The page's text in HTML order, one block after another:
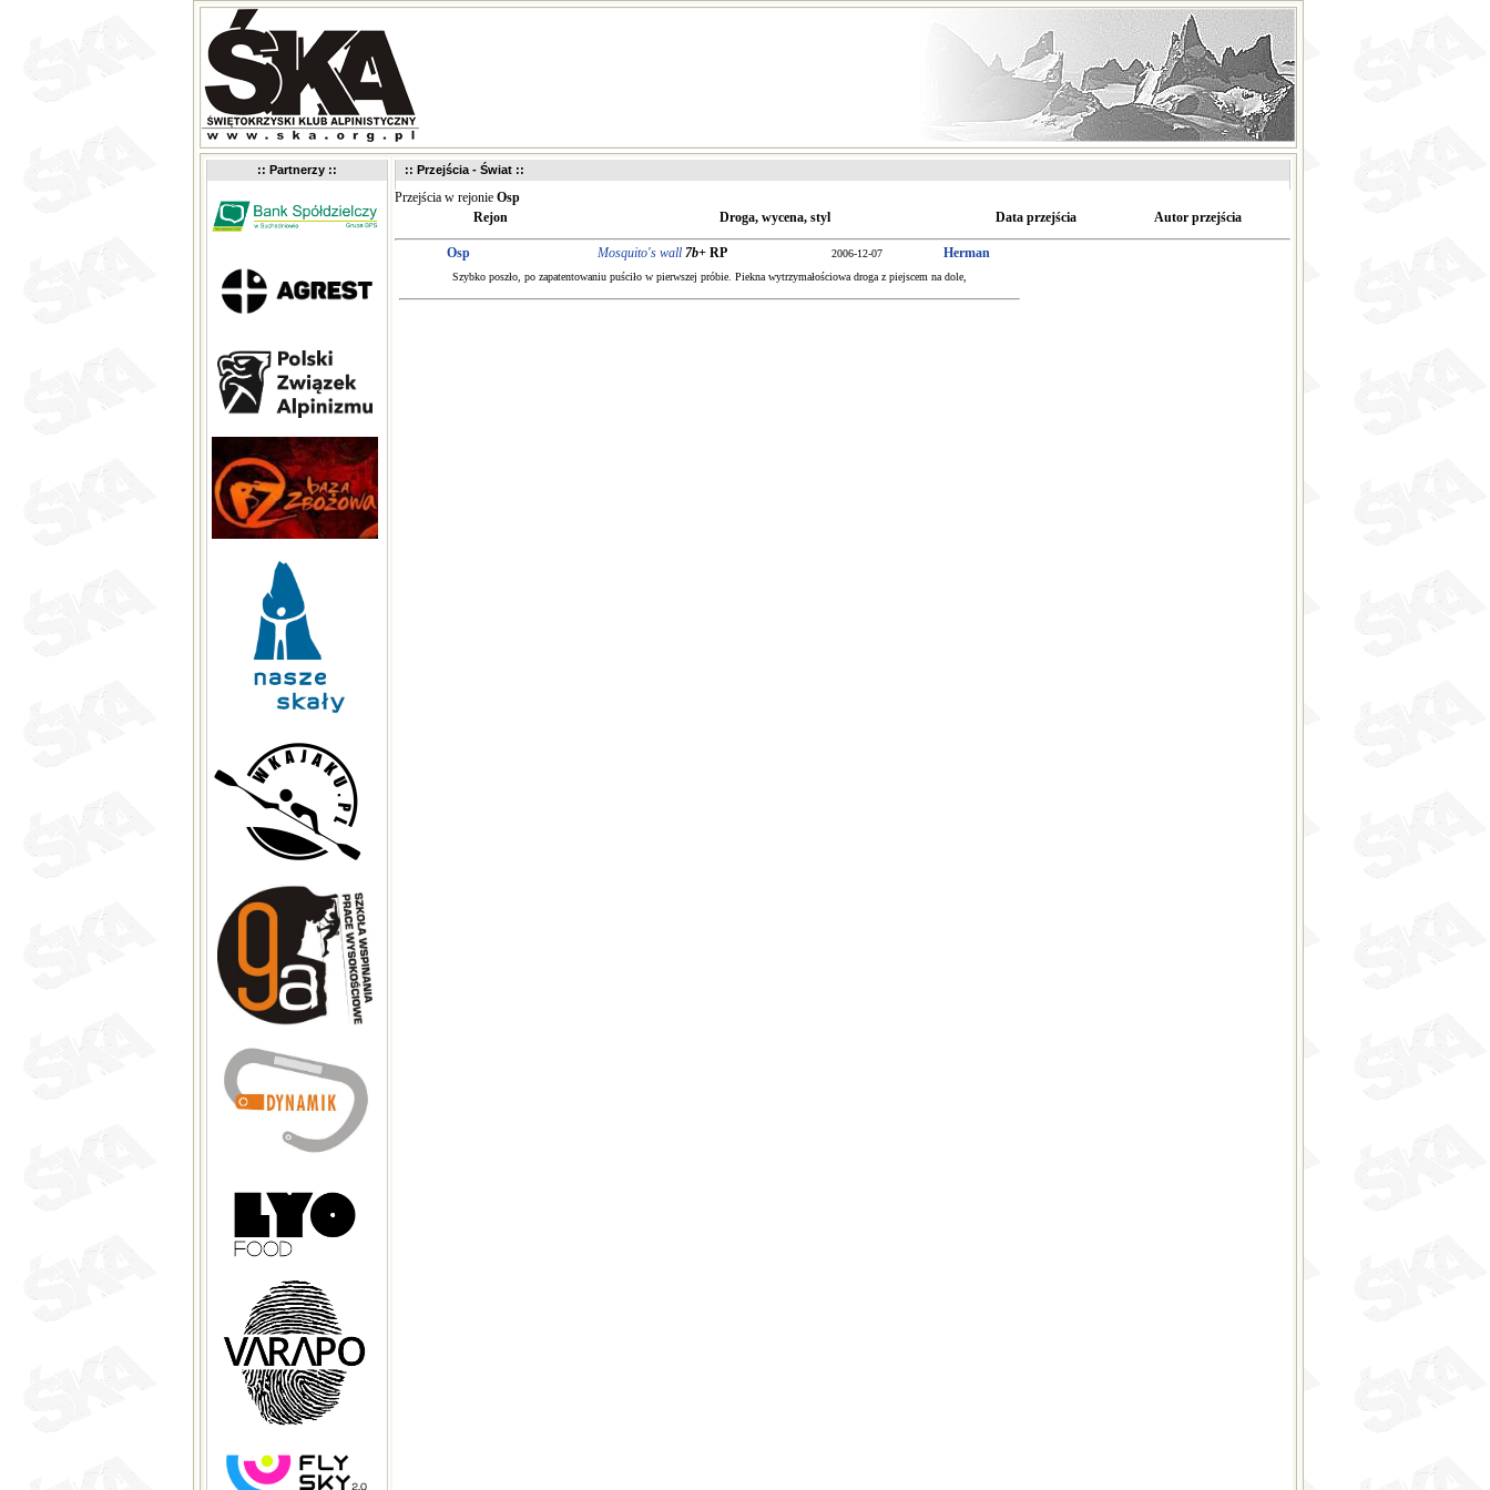
:: Partnerzy :: :: Przejścia - Świat ::
Przejścia w rejonie Osp
Rejon
Droga, wycena, styl Data przejścia Autor przejścia
Osp Mosquito's wall 7b+ RP 2006-12-07 Herman
Szybko poszło, po zapatentowaniu puściło w pierwszej próbie. Piekna wytrzymałościowa droga z piejscem na dole,